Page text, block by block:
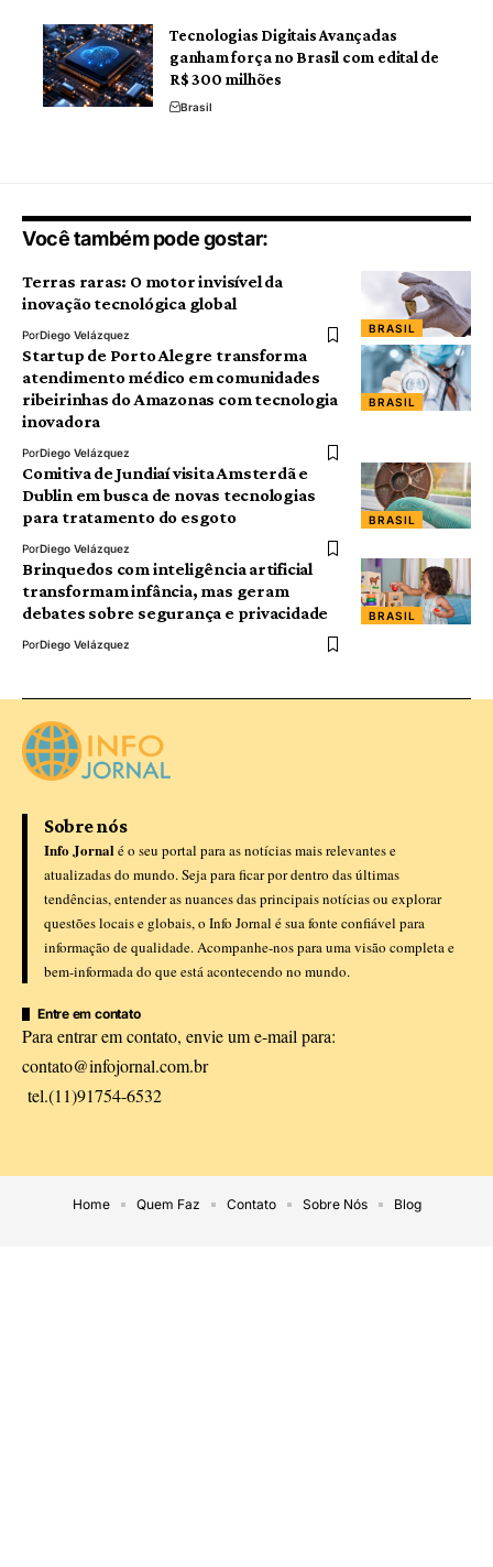
Tecnologias Digitais Avançadas
ganham força no Brasil com edital de
R$ 300 milhões
Brasil
Você também pode gostar:
BRASIL
Terras raras: O motor invisível da
inovação tecnológica global
PorDiego Velázquez
BRASIL
Startup de Porto Alegre transforma
atendimento médico em comunidades
ribeirinhas do Amazonas com tecnologia
inovadora
PorDiego Velázquez
BRASIL
Comitiva de Jundiaí visita Amsterdã e
Dublin em busca de novas tecnologias
para tratamento do esgoto
PorDiego Velázquez
BRASIL
Brinquedos com inteligência artificial
transformam infância, mas geram
debates sobre segurança e privacidade
PorDiego Velázquez
Sobre nós
Info Jornal é o seu portal para as notícias mais relevantes e
atualizadas do mundo. Seja para ficar por dentro das últimas
tendências, entender as nuances das principais notícias ou explorar
questões locais e globais, o Info Jornal é sua fonte confiável para
informação de qualidade. Acompanhe-nos para uma visão completa e
bem-informada do que está acontecendo no mundo.
Entre em contato
Para entrar em contato, envie um e-mail para:
contato@infojornal.com.br
tel.(11)91754-6532
Home Quem Faz Contato Sobre Nós Blog